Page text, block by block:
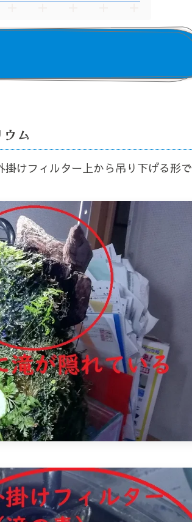
ム
けフィルター上から吊り下げる形で